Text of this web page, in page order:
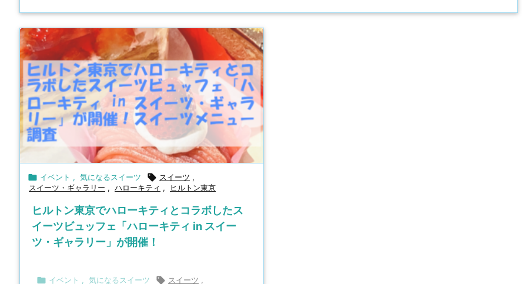
 イベント , 気になるスイーツ  スイーツ ,
スイーツ・ギャラリー , ハローキティ , ヒルトン東京
ヒルトン東京でハローキティとコラボしたス
イーツビュッフェ「ハローキティ in スイー
ツ・ギャラリー」が開催！
 イベント , 気になるスイーツ  スイーツ ,